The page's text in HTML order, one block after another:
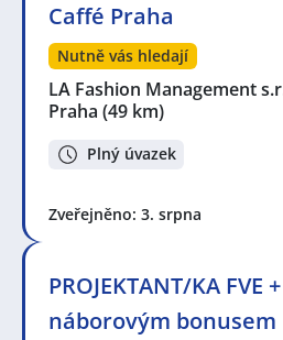
Caffé Praha
Nutně vás hledají
LA Fashion Management
Praha (49 km)
Plný úvazek
Zveřejněno: 3. srpna
PROJEKTANT/KA FVE
náborovým bonusem